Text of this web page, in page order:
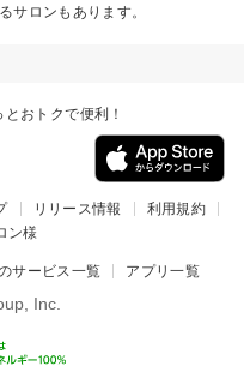
サロンもあります。
おトクで便利！
リリース情報
利用規約
ン様
サービス一覧 アプリ一覧
Inc.